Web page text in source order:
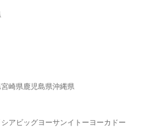
宮崎県鹿児島県沖縄県
ア ビッグヨーサンイトーヨーカドー